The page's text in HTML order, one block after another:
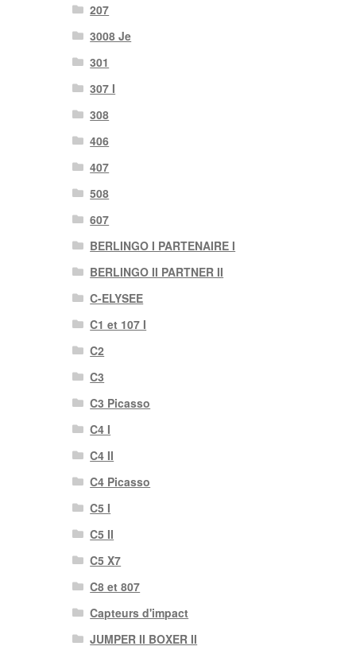
207
3008 Je
301
307 I
308
406
407
508
607
BERLINGO I PARTENAIRE I
BERLINGO II PARTNER II
C-ELYSEE
C1 et 107 I
C2
C3
C3 Picasso
C4 I
C4 II
C4 Picasso
C5 I
C5 II
C5 X7
C8 et 807
Capteurs d'impact
JUMPER II BOXER II